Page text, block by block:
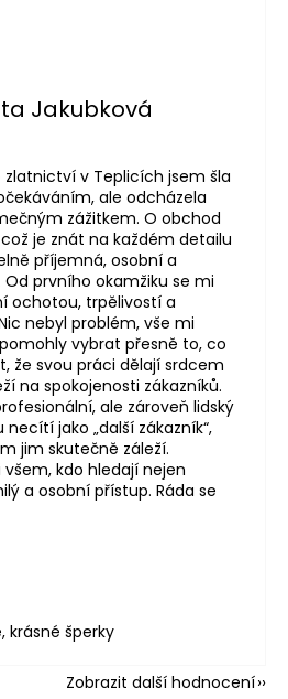
obchodu je 5 z 5 hvězdiček.
Jakubková
obchodu je 5 z 5 hvězdiček.
v Teplicích jsem šla
ale odcházela
zážitkem. O obchod
je znát na každém detailu
příjemná, osobní a
prvního okamžiku se mi
ochotou, trpělivostí a
nebyl problém, vše mi
vybrat přesně to, co
že svou práci dělají srdcem
na spokojenosti zákazníků.
ale zároveň lidský
jako „další zákazník“,
jim skutečně záleží.
kdo hledají nejen
a osobní přístup. Ráda se
obchodu je 5 z 5 hvězdiček.
krásné šperky
Zobrazit další hodnocení